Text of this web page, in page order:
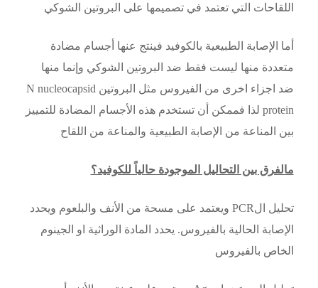
اللقاحات التي تعتمد في تصميمها على البروتين الشوكي
أما الإصابة الطبيعية بالكوفيد فينتج عنها أجسام مضادة
متعددة منها ليست فقط ضد البروتين الشوكي وإنما منها
ضد اجزاء اخرى من الفيروس مثل البروتين N nucleocapsid
protein لذا فممكن أن تستخدم هذه الأجسام المضادة للتمييز
بين المناعة من الإصابة الطبيعية والمناعة من اللقاح
مالفرق بين التحاليل الموجودة حالياً للكوفيد؟
تحليل الPCR ويعتمد على مسحة من الأنف والبلعوم ويحدد
الإصابة الحالية بالفيروس. يحدد المادة الوراثية او الجينوم
الخاص بالفيروس